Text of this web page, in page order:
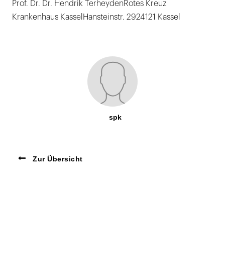
Prof. Dr. Dr. Hendrik TerheydenRotes Kreuz
Krankenhaus KasselHansteinstr. 2924121 Kassel
spk
Zur Übersicht